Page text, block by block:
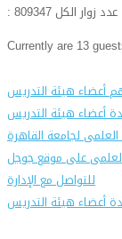
: عدد زوار الكل 809347
Currently are 13
أعضاء هيئة التدريس
أعضاء هيئة التدريس
العلمى لجامعة القاهرة
على موقع جوجل
للتواصل مع الإدارة
أعضاء هيئة التدريس